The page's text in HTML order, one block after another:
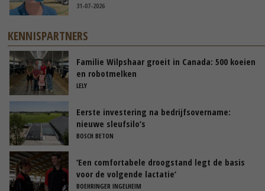
31-07-2026
KENNISPARTNERS
Familie Wilpshaar groeit in Canada: 500 koeien
en robotmelken
LELY
Eerste investering na bedrijfsovername:
nieuwe sleufsilo’s
BOSCH BETON
‘Een comfortabele droogstand legt de basis
voor de volgende lactatie’
BOEHRINGER INGELHEIM